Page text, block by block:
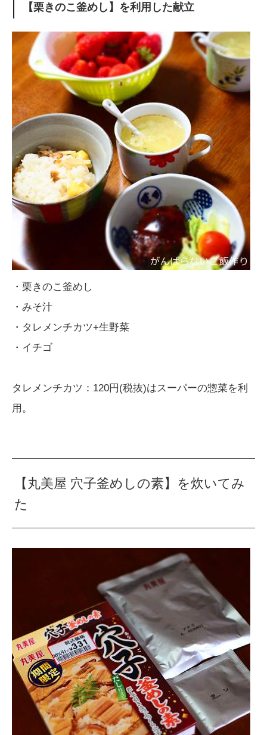
【栗きのこ釜めし】を利用した献立
・栗きのこ釜めし
・みそ汁
・タレメンチカツ+生野菜
・イチゴ
タレメンチカツ：120円(税抜)はスーパーの惣菜を利
用。
【丸美屋 穴子釜めしの素】を炊いてみ
た